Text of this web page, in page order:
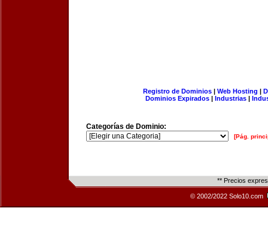
Registro de Dominios| Web Hosting |
Dominios Expirados | Industrias |
Categorías de Dominio:
[Pág.
** Precios
© 2002/2022 Solo10.com